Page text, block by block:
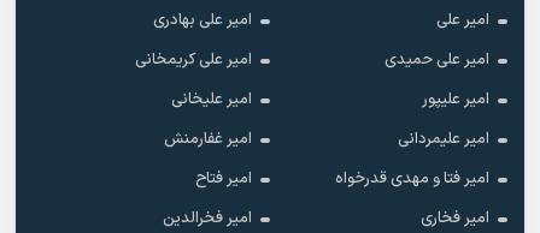
امیر علی
امیر علی بهادری
امیر علی حمیدی
امیر علی کریمخانی
امیر علیپور
امیر علیخانی
امیر علیمردانی
امیر غفارمنش
امیر فتا و مهدی قدرخواه
امیر فتاح
امیر فخاری
امیر فخرالدین